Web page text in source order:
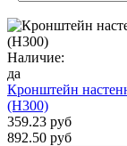
Наличие:
да
Кронштейн
(H300)
359.23 руб
892.50 руб